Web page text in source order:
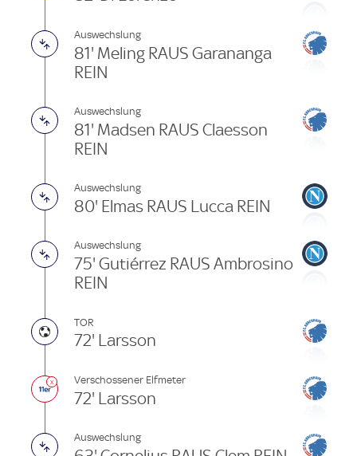
Auswechslung
81' Meling RAUS Garananga
REIN
Auswechslung
81' Madsen RAUS Claesson
REIN
Auswechslung
80' Elmas RAUS Lucca REIN
Auswechslung
75' Gutiérrez RAUS Ambrosino
REIN
TOR
72' Larsson
Verschossener Elfmeter
72' Larsson
Auswechslung